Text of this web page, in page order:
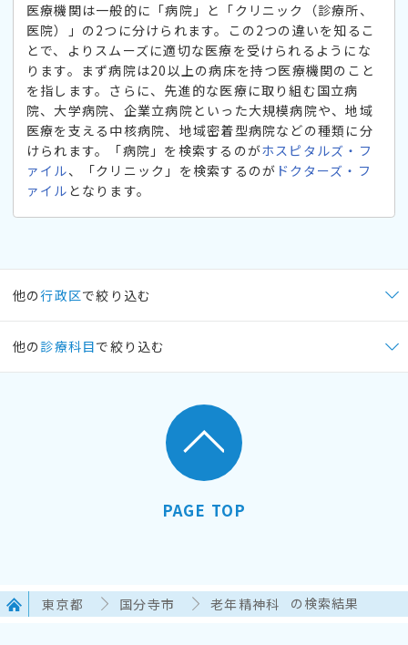
医療機関は一般的に「病院」と「クリニック（診療所、
医院）」の2つに分けられます。この2つの違いを知るこ
とで、よりスムーズに適切な医療を受けられるようにな
ります。まず病院は20以上の病床を持つ医療機関のこと
を指します。さらに、先進的な医療に取り組む国立病
院、大学病院、企業立病院といった大規模病院や、地域
医療を支える中核病院、地域密着型病院などの種類に分
けられます。「病院」を検索するのがホスピタルズ・フ
ァイル、「クリニック」を検索するのが ドクターズ・フ
ァイル となります。
他の行政区で絞り込む
他の 診療科目で絞り込む
PAGE TOP
東京都 国分寺市 老年精神科 の検索結果